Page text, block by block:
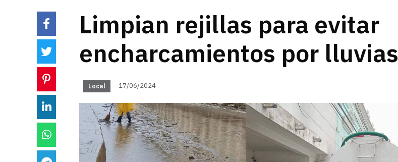
Limpian rejillas para evitar
encharcamientos por lluvias
Local 17/06/2024